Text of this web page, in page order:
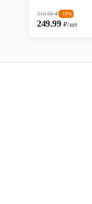
310.00₽ -19%
249.99₽/шт